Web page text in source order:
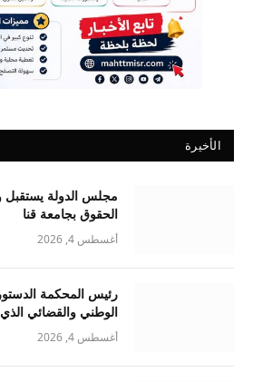
الأخيرة
مجلس الدولة يستقبل
الحقوق بجامعة قنا
أغسطس 4, 2026
رئيس المحكمة
الوطني والقضائي الذي
أغسطس 4, 2026